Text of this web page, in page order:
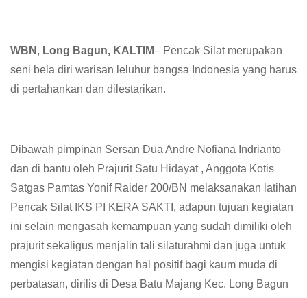
WBN , Long Bagun, KALTIM– Pencak Silat merupakan
seni bela diri warisan leluhur bangsa Indonesia yang harus
di pertahankan dan dilestarikan.
Dibawah pimpinan Sersan Dua Andre Nofiana Indrianto
dan di bantu oleh Prajurit Satu Hidayat , Anggota Kotis
Satgas Pamtas Yonif Raider 200/BN melaksanakan latihan
Pencak Silat IKS PI KERA SAKTI, adapun tujuan kegiatan
ini selain mengasah kemampuan yang sudah dimiliki oleh
prajurit sekaligus menjalin tali silaturahmi dan juga untuk
mengisi kegiatan dengan hal positif bagi kaum muda di
perbatasan, dirilis di Desa Batu Majang Kec. Long Bagun